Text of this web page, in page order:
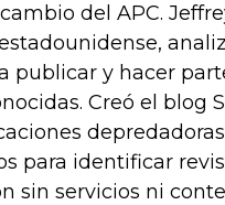
del APC.
publicar y hacer
Creó el blog
para identificar
sin servicios ni